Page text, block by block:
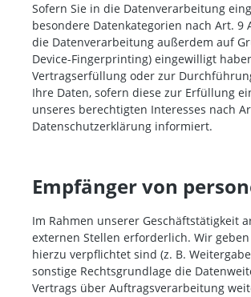
Sofern Sie in die Datenverarbeitung
besondere Datenkategorien nach Art.
die Datenverarbeitung außerdem auf
Device-Fingerprinting) eingewilligt
Vertragserfüllung oder zur
Ihre Daten, sofern diese zur Erfüllung
unseres berechtigten Interesses nach
Datenschutzerklärung informiert.
Empfänger von
Im Rahmen unserer Geschäftstätigkeit
externen Stellen erforderlich. Wir
hierzu verpflichtet sind (z. B.
sonstige Rechtsgrundlage die
Vertrags über Auftragsverarbeitung